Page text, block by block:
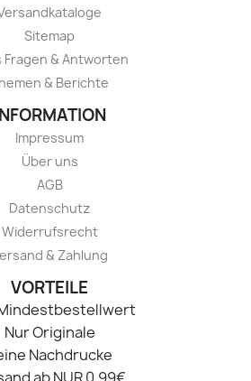
Sitemap
Fragen & Antworten
& Berichte
Impressum
Über uns
AGB
Datenschutz
Widerrufsrecht
& Zahlung
VORTEILE
Nur Originale
Nachdrucke